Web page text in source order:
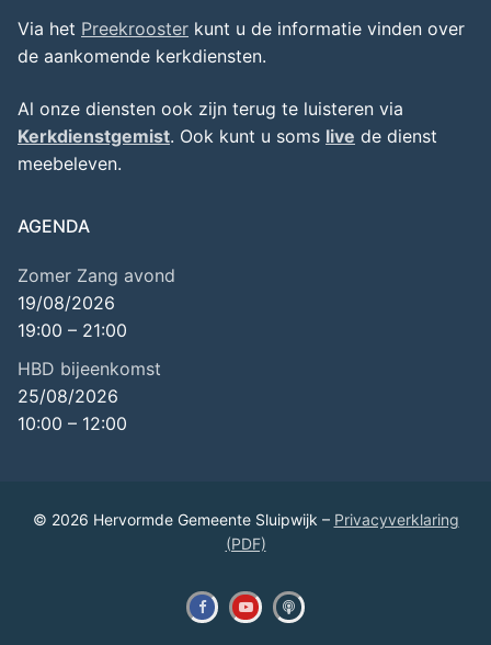
Via het Preekrooster kunt u de informatie vinden over
de aankomende kerkdiensten.
Al onze diensten ook zijn terug te luisteren via
Kerkdienstgemist. Ook kunt u soms live de dienst
meebeleven.
AGENDA
Zomer Zang avond
19/08/2026
19:00 – 21:00
HBD bijeenkomst
25/08/2026
10:00 – 12:00
© 2026 Hervormde Gemeente Sluipwijk – Privacyverklaring
(PDF)